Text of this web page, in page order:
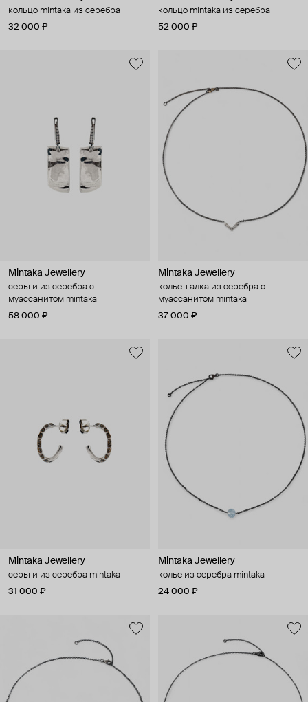
кольцо mintaka из серебра
32 000 ₽
кольцо mintaka из серебра
52 000 ₽
Mintaka Jewellery
серьги из серебра с
муассанитом mintaka
58 000 ₽
Mintaka Jewellery
колье-галка из серебра с
муассанитом mintaka
37 000 ₽
Mintaka Jewellery
серьги из серебра mintaka
31 000 ₽
Mintaka Jewellery
колье из серебра mintaka
24 000 ₽